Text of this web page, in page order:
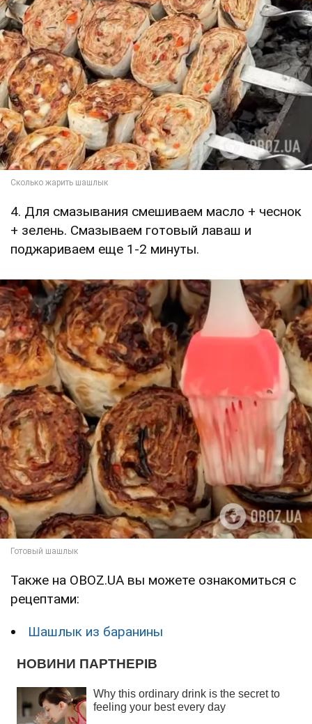
4. Для смазывания смешиваем масло + чеснок
+ зелень. Смазываем готовый лаваш и
поджариваем еще 1-2 минуты.
Также на OBOZ.UA вы можете ознакомиться с
рецептами:
Шашлык из баранины